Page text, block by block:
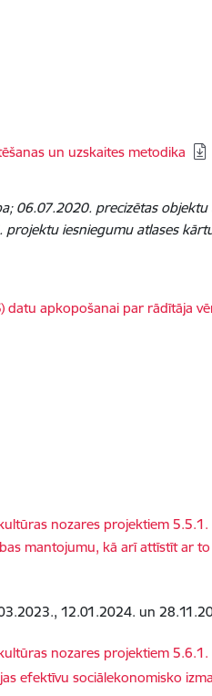
un uzskaites metodika
06.07.2020. precizētas objektu
iesniegumu atlases
datu apkopošanai par rādītāja
nozares projektiem
mantojumu, kā arī attīstīt ar
,12.01.2024. un
nozares projektiem
efektīvu sociālekonomisko